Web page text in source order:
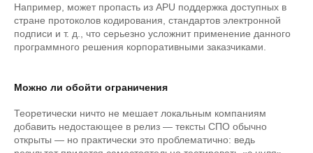
Например, может пропасть из APU поддержка доступных в
стране протоколов кодирования, стандартов электронной
подписи и т. д., что серьезно усложнит применение данного
программного решения корпоративными заказчиками.
Можно ли обойти ограничения
Теоретически ничто не мешает локальным компаниям
добавить недостающее в релиз — тексты СПО обычно
открыты — но практически это проблематично: ведь